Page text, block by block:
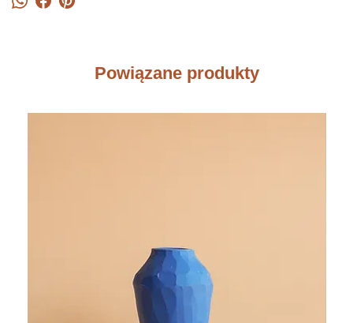
Powiązane produkty